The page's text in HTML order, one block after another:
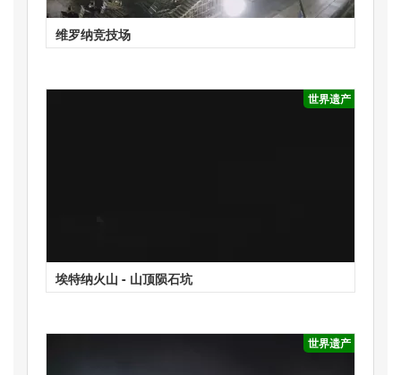
维罗纳竞技场
世界遗产
埃特纳火山 - 山顶陨石坑
世界遗产